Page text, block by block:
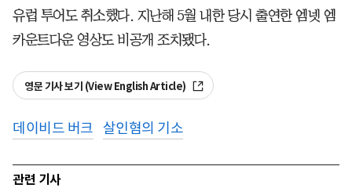
유럽 투어도 취소했다. 지난해 5월 내한 당시 출연한 엠넷 엠
카운트다운 영상도 비공개 조치됐다.
영문 기사 보기 (View English Article)
데이비드 버크 살인혐의 기소
관련 기사